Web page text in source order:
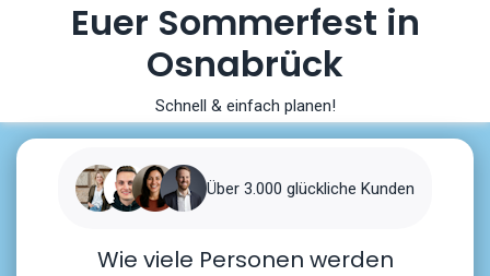
Euer Sommerfest in
Osnabrück
Schnell & einfach planen!
Über 3.000 glückliche Kunden
Wie viele Personen werden